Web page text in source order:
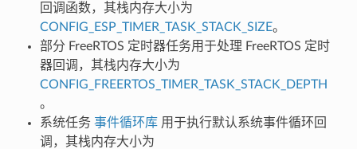
回调函数，其栈内存大小为
CONFIG_ESP_TIMER_TASK_STACK_SIZE。
部分 FreeRTOS 定时器任务用于处理 FreeRTOS 定时
器回调，其栈内存大小为
CONFIG_FREERTOS_TIMER_TASK_STACK_DEPTH
。
系统任务 事件循环库用于执行默认系统事件循环回
调，其栈内存大小为